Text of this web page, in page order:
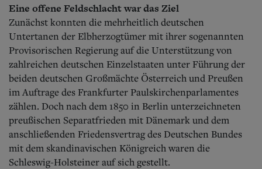
Eine offene Feldschlacht war das Ziel
Zunächst konnten die mehrheitlich deutschen
Untertanen der Elbherzogtümer mit ihrer sogenannten
Provisorischen Regierung auf die Unterstützung von
zahlreichen deutschen Einzelstaaten unter Führung der
beiden deutschen Großmächte Österreich und Preußen
im Auftrage des Frankfurter Paulskirchenparlamentes
zählen. Doch nach dem 1850 in Berlin unterzeichneten
preußischen Separatfrieden mit Dänemark und dem
anschließenden Friedensvertrag des Deutschen Bundes
mit dem skandinavischen Königreich waren die
Schleswig-Holsteiner auf sich gestellt.